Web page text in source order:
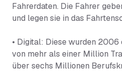
Fahrerdaten. Die Fahrer
und legen sie in das
• Digital: Diese wurden 2006
von mehr als einer Million
über sechs Millionen